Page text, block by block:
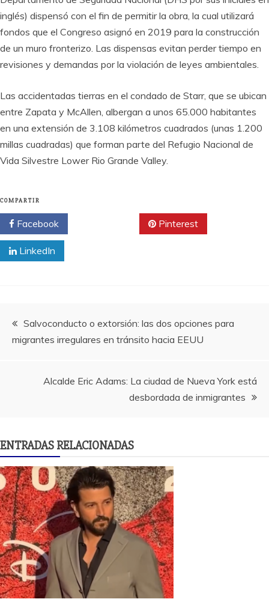
inglés) dispensó con el fin de permitir la obra, la cual utilizará
fondos que el Congreso asignó en 2019 para la construcción
de un muro fronterizo. Las dispensas evitan perder tiempo en
revisiones y demandas por la violación de leyes ambientales.
Las accidentadas tierras en el condado de Starr, que se ubican
entre Zapata y McAllen, albergan a unos 65.000 habitantes
en una extensión de 3.108 kilómetros cuadrados (unas 1.200
millas cuadradas) que forman parte del Refugio Nacional de
Vida Silvestre Lower Rio Grande Valley.
COMPARTIR
Facebook Pinterest
LinkedIn
Navegación
de
entradas
Salvoconducto o extorsión: las dos opciones para
migrantes irregulares en tránsito hacia EEUU
Alcalde Eric Adams: La ciudad de Nueva York está
desbordada de inmigrantes
ENTRADAS RELACIONADAS